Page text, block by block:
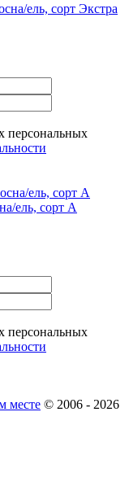
ель, сорт Экстра
персональных
ель, сорт А
персональных
месте © 2006 - 2026